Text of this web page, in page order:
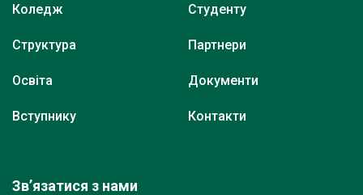
Коледж
Структура
Освіта
Вступнику
Студенту
Партнери
Документи
Контакти
Зв’язатися з нами